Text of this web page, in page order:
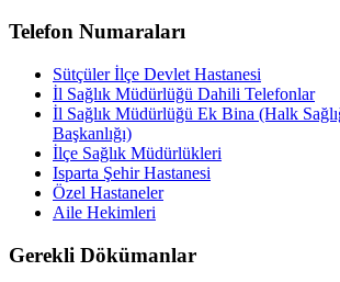
Telefon Numaraları
Sütçüler İlçe Devlet Hastanesi
İl Sağlık Müdürlüğü Dahili Telefonlar
İl Sağlık Müdürlüğü Ek Bina (Halk
Başkanlığı)
İlçe Sağlık Müdürlükleri
Isparta Şehir Hastanesi
Özel Hastaneler
Aile Hekimleri
Gerekli Dökümanlar